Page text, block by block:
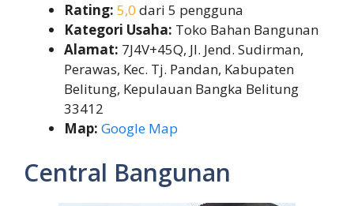
Rating: 5,0 dari 5 pengguna
Kategori Usaha: Toko Bahan Bangunan
Alamat: 7J4V+45Q, Jl. Jend. Sudirman,
Perawas, Kec. Tj. Pandan, Kabupaten
Belitung, Kepulauan Bangka Belitung
33412
Map: Google Map
Central Bangunan